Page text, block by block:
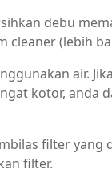
debu
cleaner (lebih
air.
kotor, anda
filter yang
filter.